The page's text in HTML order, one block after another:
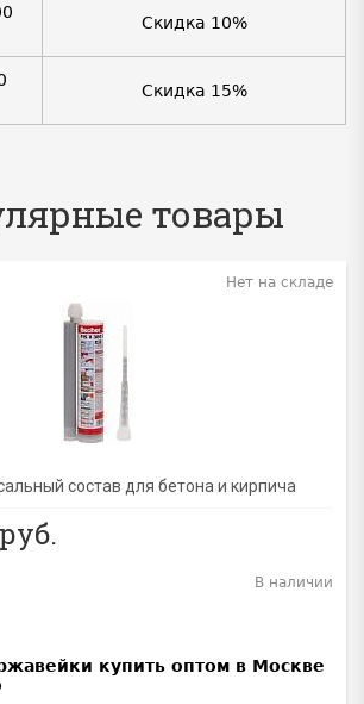
Скидка 10%
Скидка 15%
товары
состав для бетона и кирпича
Нет на складе
руб.
В наличии